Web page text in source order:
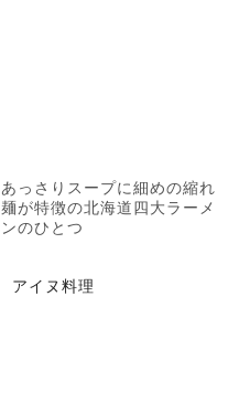
あっさりスープに細めの縮れ
麺が特徴の北海道四大ラーメ
ンのひとつ
アイヌ料理